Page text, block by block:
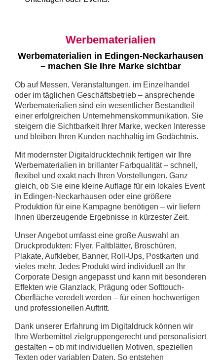
Werbematerialien
Werbematerialien in Edingen-Neckarhausen
– machen Sie Ihre Marke sichtbar
Ob auf Messen, Veranstaltungen, im Einzelhandel
oder im täglichen Geschäftsbetrieb – ansprechende
Werbematerialien sind ein wesentlicher Bestandteil
einer erfolgreichen Unternehmenskommunikation. Sie
steigern die Sichtbarkeit Ihrer Marke, wecken Interesse
und bleiben Ihren Kunden nachhaltig im Gedächtnis.
Mit modernster Digitaldrucktechnik fertigen wir Ihre
Werbematerialien in brillanter Farbqualität – schnell,
flexibel und exakt nach Ihren Vorstellungen. Ganz
gleich, ob Sie eine kleine Auflage für ein lokales Event
in Edingen-Neckarhausen oder eine größere
Produktion für eine Kampagne benötigen – wir liefern
Ihnen überzeugende Ergebnisse in kürzester Zeit.
Unser Angebot umfasst eine große Auswahl an
Druckprodukten: Flyer, Faltblätter, Broschüren,
Plakate, Aufkleber, Banner, Roll-Ups, Postkarten und
vieles mehr. Jedes Produkt wird individuell an Ihr
Corporate Design angepasst und kann mit besonderen
Effekten wie Glanzlack, Prägung oder Softtouch-
Oberfläche veredelt werden – für einen hochwertigen
und professionellen Auftritt.
Dank unserer Erfahrung im Digitaldruck können wir
Ihre Werbemittel zielgruppengerecht und personalisiert
gestalten – ob mit individuellen Motiven, speziellen
Texten oder variablen Daten. So entstehen